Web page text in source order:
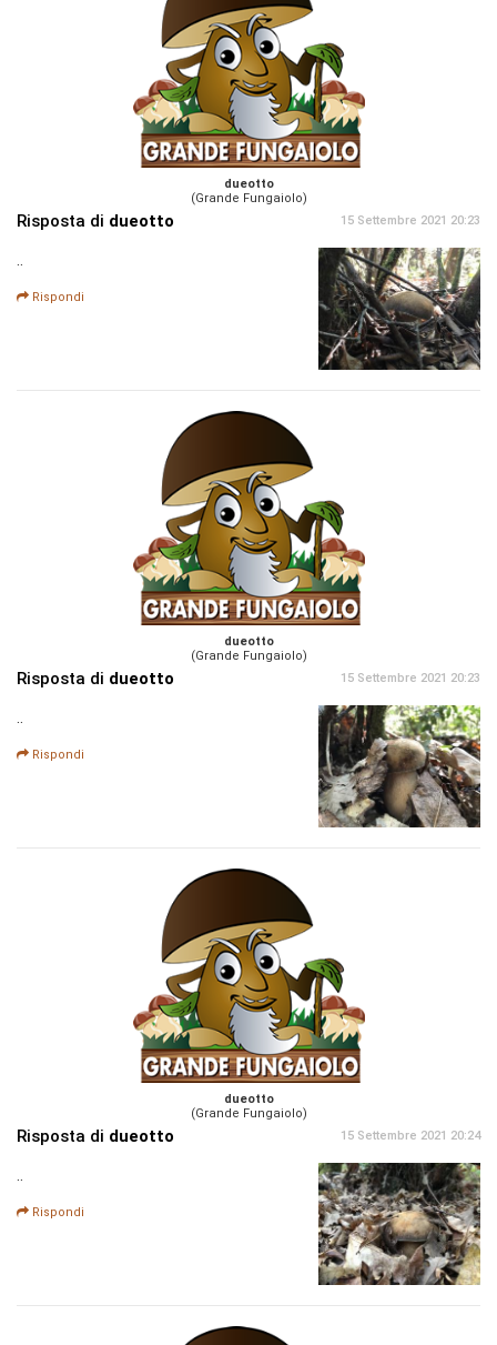
dueotto
(Grande Fungaiolo)
Risposta di dueotto 15 Settembre 2021 20:23
..
Rispondi
dueotto
(Grande Fungaiolo)
Risposta di dueotto 15 Settembre 2021 20:23
..
Rispondi
dueotto
(Grande Fungaiolo)
Risposta di dueotto 15 Settembre 2021 20:24
..
Rispondi